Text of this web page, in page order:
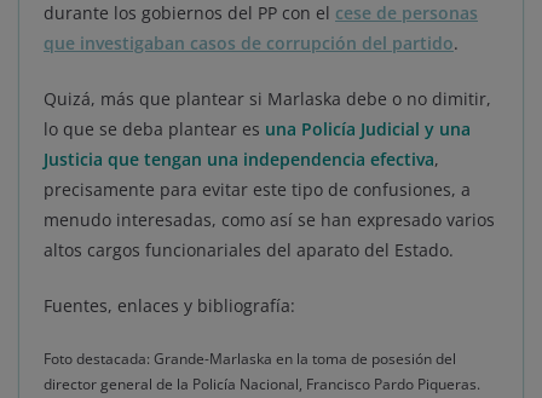
durante los gobiernos del PP con el cese de personas
que investigaban casos de corrupción del partido.
Quizá, más que plantear si Marlaska debe o no dimitir,
lo que se deba plantear es una Policía Judicial y una
Justicia que tengan una independencia efectiva,
precisamente para evitar este tipo de confusiones, a
menudo interesadas, como así se han expresado varios
altos cargos funcionariales del aparato del Estado.
Fuentes, enlaces y bibliografía:
Foto destacada: Grande-Marlaska en la toma de posesión del
director general de la Policía Nacional, Francisco Pardo Piqueras.